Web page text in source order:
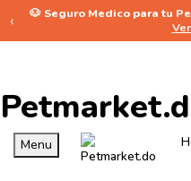
‹ 🐶 Seguro Medico para tu
Menu